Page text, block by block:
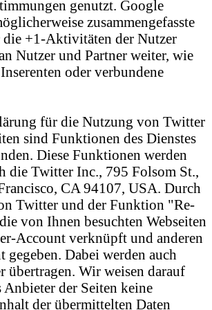
genutzt. Google
zusammengefasste
die +1-Aktivitäten der Nutzer
Nutzer und Partner weiter, wie
oder verbundene
für die Nutzung von Twitter
sind Funktionen des Dienstes
Diese Funktionen werden
die Twitter Inc., 795 Folsom St.,
CA 94107, USA. Durch
Twitter und der Funktion "Re-
von Ihnen besuchten Webseiten
Account verknüpft und anderen
gegeben. Dabei werden auch
übertragen. Wir weisen darauf
Anbieter der Seiten keine
der übermittelten Daten